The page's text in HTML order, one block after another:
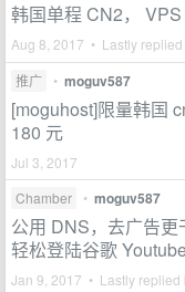
韩国单程 CN2，
Aug 8, 2017 • Lastly
推广 • moguv587
[moguhost]限量韩国
180 元
Jul 3, 2017
Chamber
• moguv587
公用 DNS，去广告
轻松登陆谷歌
Jan 9, 2017 • Lastly replied